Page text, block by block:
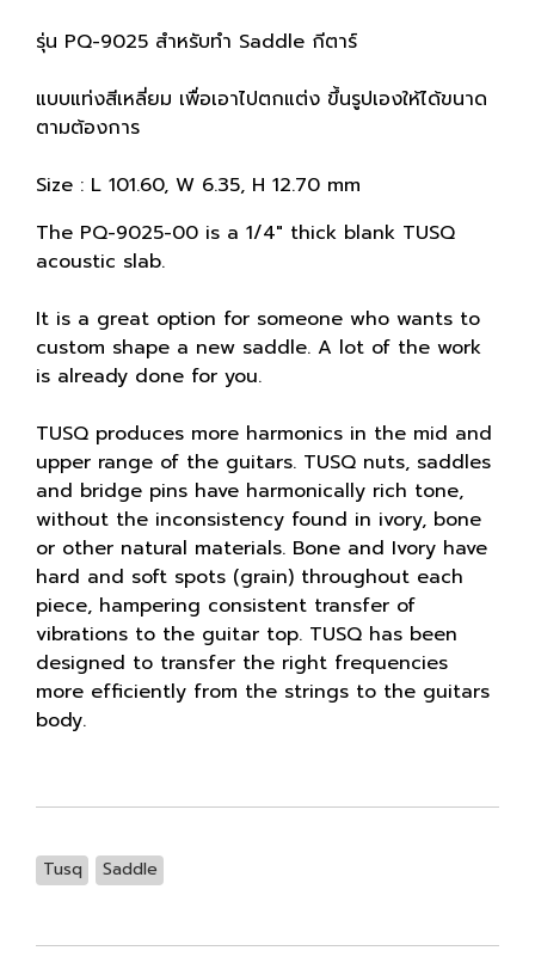
รุ่น PQ-9025 สำหรับทำ Saddle กีตาร์
แบบแท่งสีเหลี่ยม เพื่อเอาไปตกแต่ง ขึ้นรูปเองให้ได้ขนาด
ตามต้องการ
Size : L 101.60, W 6.35, H 12.70 mm
The PQ-9025-00 is a 1/4" thick blank TUSQ
acoustic slab.
It is a great option for someone who wants to
custom shape a new saddle. A lot of the work
is already done for you.
TUSQ produces more harmonics in the mid and
upper range of the guitars. TUSQ nuts, saddles
and bridge pins have harmonically rich tone,
without the inconsistency found in ivory, bone
or other natural materials. Bone and Ivory have
hard and soft spots (grain) throughout each
piece, hampering consistent transfer of
vibrations to the guitar top. TUSQ has been
designed to transfer the right frequencies
more efficiently from the strings to the guitars
body.
Tusq Saddle